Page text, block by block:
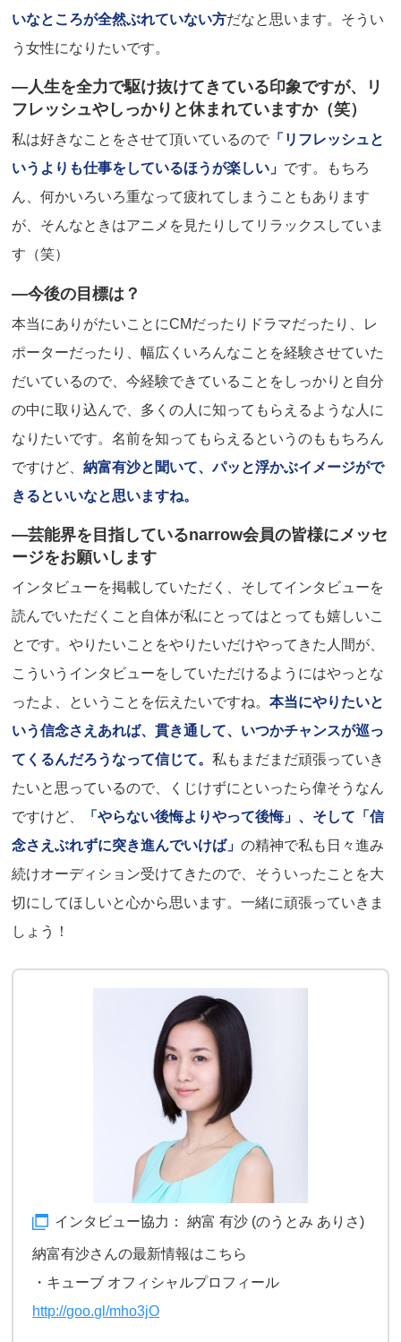
いなところが全然ぶれていない方だなと思います。そうい
う女性になりたいです。
―人生を全力で駆け抜けてきている印象ですが、リ
フレッシュやしっかりと休まれていますか（笑）
私は好きなことをさせて頂いているので 「リフレッシュと
いうよりも仕事をしているほうが楽しい」 です。もちろ
ん、何かいろいろ重なって疲れてしまうこともあります
が、そんなときはアニメを見たりしてリラックスしていま
す（笑）
―今後の目標は？
本当にありがたいことにCMだったりドラマだったり、レ
ポーターだったり、幅広くいろんなことを経験させていた
だいているので、今経験できていることをしっかりと自分
の中に取り込んで、多くの人に知ってもらえるような人に
なりたいです。名前を知ってもらえるというのももちろん
ですけど、納富有沙と聞いて、パッと浮かぶイメージがで
きるといいなと思いますね。
―芸能界を目指しているnarrow会員の皆様にメッセ
ージをお願いします
インタビューを掲載していただく、そしてインタビューを
読んでいただくこと自体が私にとってはとっても嬉しいこ
とです。やりたいことをやりたいだけやってきた人間が、
こういうインタビューをしていただけるようにはやっとな
ったよ、ということを伝えたいですね。本当にやりたいと
いう信念さえあれば、貫き通して、いつかチャンスが巡っ
てくるんだろうなって信じて。私もまだまだ頑張っていき
たいと思っているので、くじけずにといったら偉そうなん
ですけど、
「やらない後悔よりやって後悔」、そして「信
念さえぶれずに突き進んでいけば」の精神で私も日々進み
続けオーディション受けてきたので、そういったことを大
切にしてほしいと心から思います。一緒に頑張っていきま
しょう！
インタビュー協力： 納富 有沙 (のうとみ ありさ)
納富有沙さんの最新情報はこちら
・キューブ オフィシャルプロフィール
http://goo.gl/mho3jO